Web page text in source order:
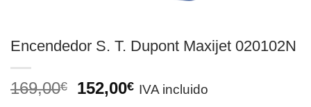
Encendedor S. T. Dupont Maxijet 020102N
169,00€
El
152,00€ElIVA incluido